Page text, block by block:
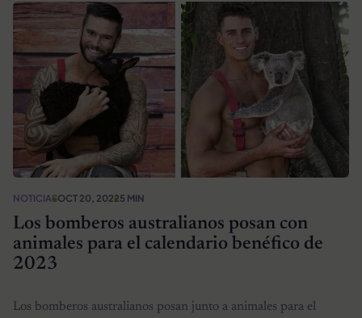
NOTICIASOCT 20, 20225 MIN
Los bomberos australianos posan con
animales para el calendario benéfico de
2023
Los bomberos australianos posan junto a animales para el